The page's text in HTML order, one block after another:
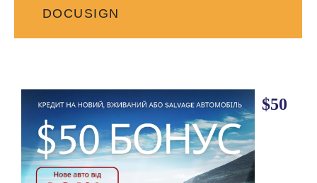
DOCUSIGN
$50